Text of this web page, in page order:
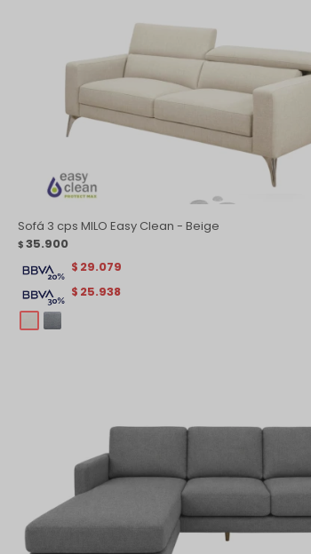
Sofá 3 cps MILO Easy Clean - Beige
$ 35.900
$ 25.938
$ 29.079